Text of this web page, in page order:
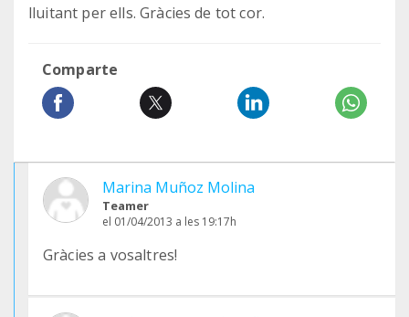
lluitant per ells. Gràcies de tot cor.
Comparte
Marina Muñoz Molina
Teamer
el 01/04/2013 a les 19:17h
Gràcies a vosaltres!